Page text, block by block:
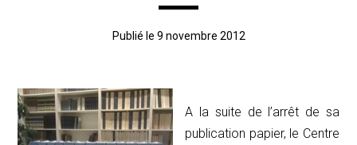
Publié le 9 novembre 2012
A la suite de l’arrêt de sa
publication papier, le Centre